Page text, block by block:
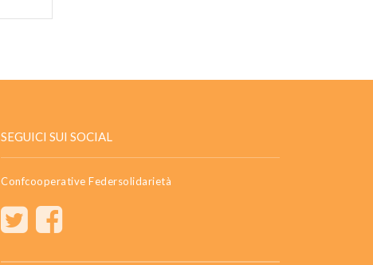
SEGUICI SUI SOCIAL
Confcooperative Federsolidarietà